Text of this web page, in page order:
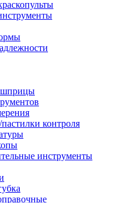
шприцы
контроля
инструменты